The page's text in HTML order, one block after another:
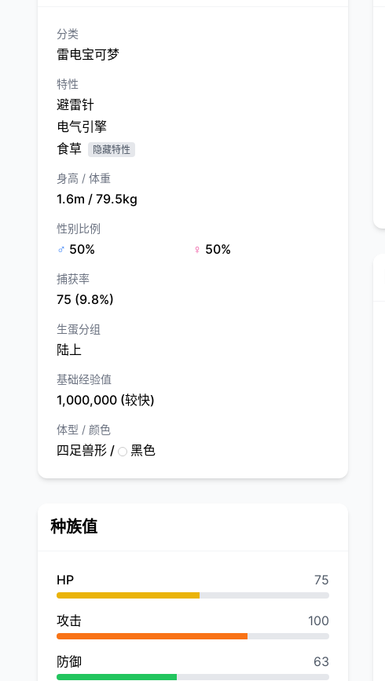
分类
雷电宝可梦
特性
避雷针
电气引擎
食草
隐藏特性
身高 / 体重
1.6m / 79.5kg
性别比例
♂ 50% ♀ 50%
捕获率
75 (9.8%)
生蛋分组
陆上
基础经验值
1,000,000 (较快)
体型 / 颜色
四足兽形 / 黑色
种族值
HP 75
攻击 100
防御 63